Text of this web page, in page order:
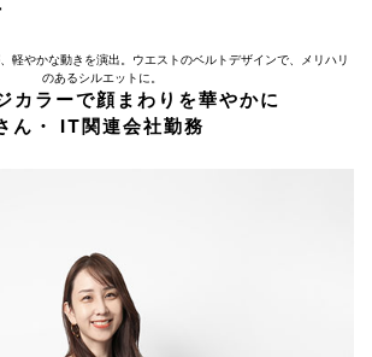
軽やかな動きを演出。ウエストのベルトデザインで、メリハリ
のあるシルエットに。
カラーで顔まわりを華やかに
ん・ IT関連会社勤務